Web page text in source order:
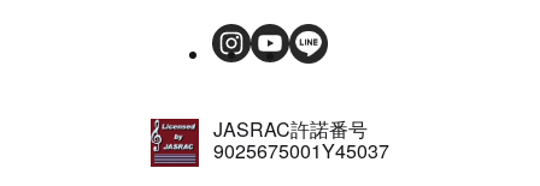
JASRAC許諾番号
9025675001Y45037